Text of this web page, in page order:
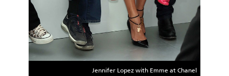
Jennifer Lopez with Emme at Chanel